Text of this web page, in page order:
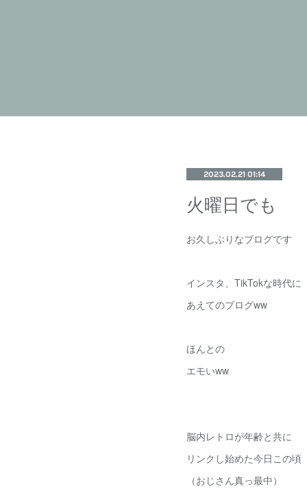
2023.02.21 01:14
火曜日でも
お久しぶりなブログです
インスタ、TikTokな時代に
あえてのブログww
ほんとの
エモいww
脳内レトロが年齢と共に
リンクし始めた今日この頃
（おじさん真っ最中）